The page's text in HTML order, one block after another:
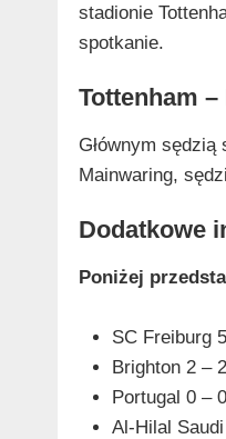
stadionie
spotkanie.
Tottenham
Głównym
Mainwaring,
Dodatkowe
Poniżej
SC Freiburg
Brighton 2 –
Portugal 0 –
Al-Hilal